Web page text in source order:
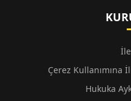
Çerez Kullanımına
Hukuka